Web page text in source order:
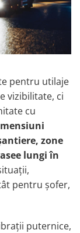
pentru utilaje
vizibilitate, ci
cu
zone
lungi în
pentru șofer,
puternice,